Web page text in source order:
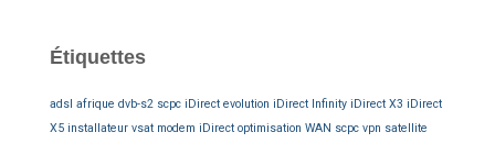
Étiquettes
adsl afrique dvb-s2 scpc iDirect evolution iDirect Infinity iDirect X3 iDirect
X5 installateur vsat modem iDirect optimisation WAN scpc vpn satellite